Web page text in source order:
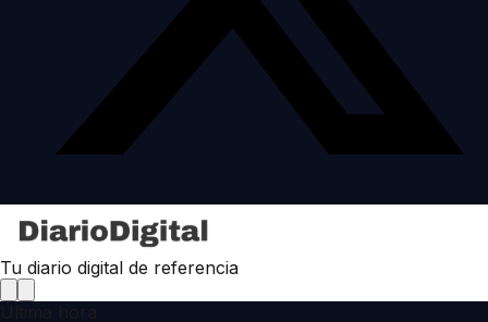
Tu diario digital de referencia